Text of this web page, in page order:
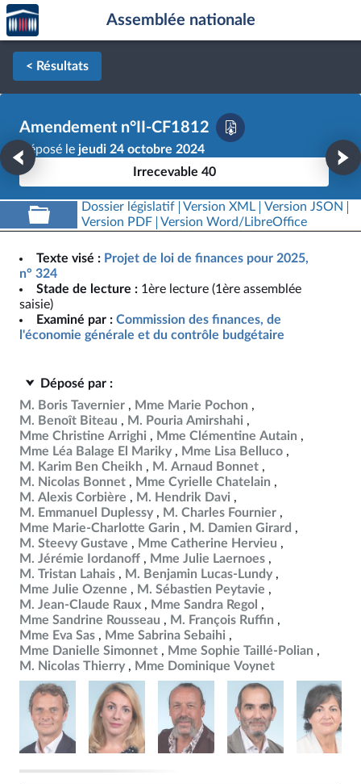
Aller au contenu
Aller en bas de la page
Accèder
à la
page
d'accueil
Assemblée nationale
< Résultats
Amendement n°II-CF1812
Déposé le jeudi 24 octobre 2024
Irrecevable 40
Dossier législatif Version XML
Version JSON
Version PDF
Version Word/LibreOffice
Texte visé : Projet de loi de finances pour 2025,
n° 324
Stade de lecture : 1ère lecture (1ère assemblée
saisie)
Examiné par : Commission des finances, de
l'économie générale et du contrôle budgétaire
Déposé par :
M. Boris Tavernier
Mme Marie Pochon
M. Benoît Biteau
M. Pouria Amirshahi
Mme Christine Arrighi
Mme Clémentine Autain
Mme Léa Balage El Mariky
Mme Lisa Belluco
M. Karim Ben Cheikh
M. Arnaud Bonnet
M. Nicolas Bonnet
Mme Cyrielle Chatelain
M. Alexis Corbière
M. Hendrik Davi
M. Emmanuel Duplessy
M. Charles Fournier
Mme Marie-Charlotte Garin
M. Damien Girard
M. Steevy Gustave
Mme Catherine Hervieu
M. Jérémie Iordanoff
Mme Julie Laernoes
M. Tristan Lahais
M. Benjamin Lucas-Lundy
Mme Julie Ozenne
M. Sébastien Peytavie
M. Jean-Claude Raux
Mme Sandra Regol
Mme Sandrine Rousseau
M. François Ruffin
Mme Eva Sas
Mme Sabrina Sebaihi
Mme Danielle Simonnet
Mme Sophie Taillé-Polian
M. Nicolas Thierry
Mme Dominique Voynet